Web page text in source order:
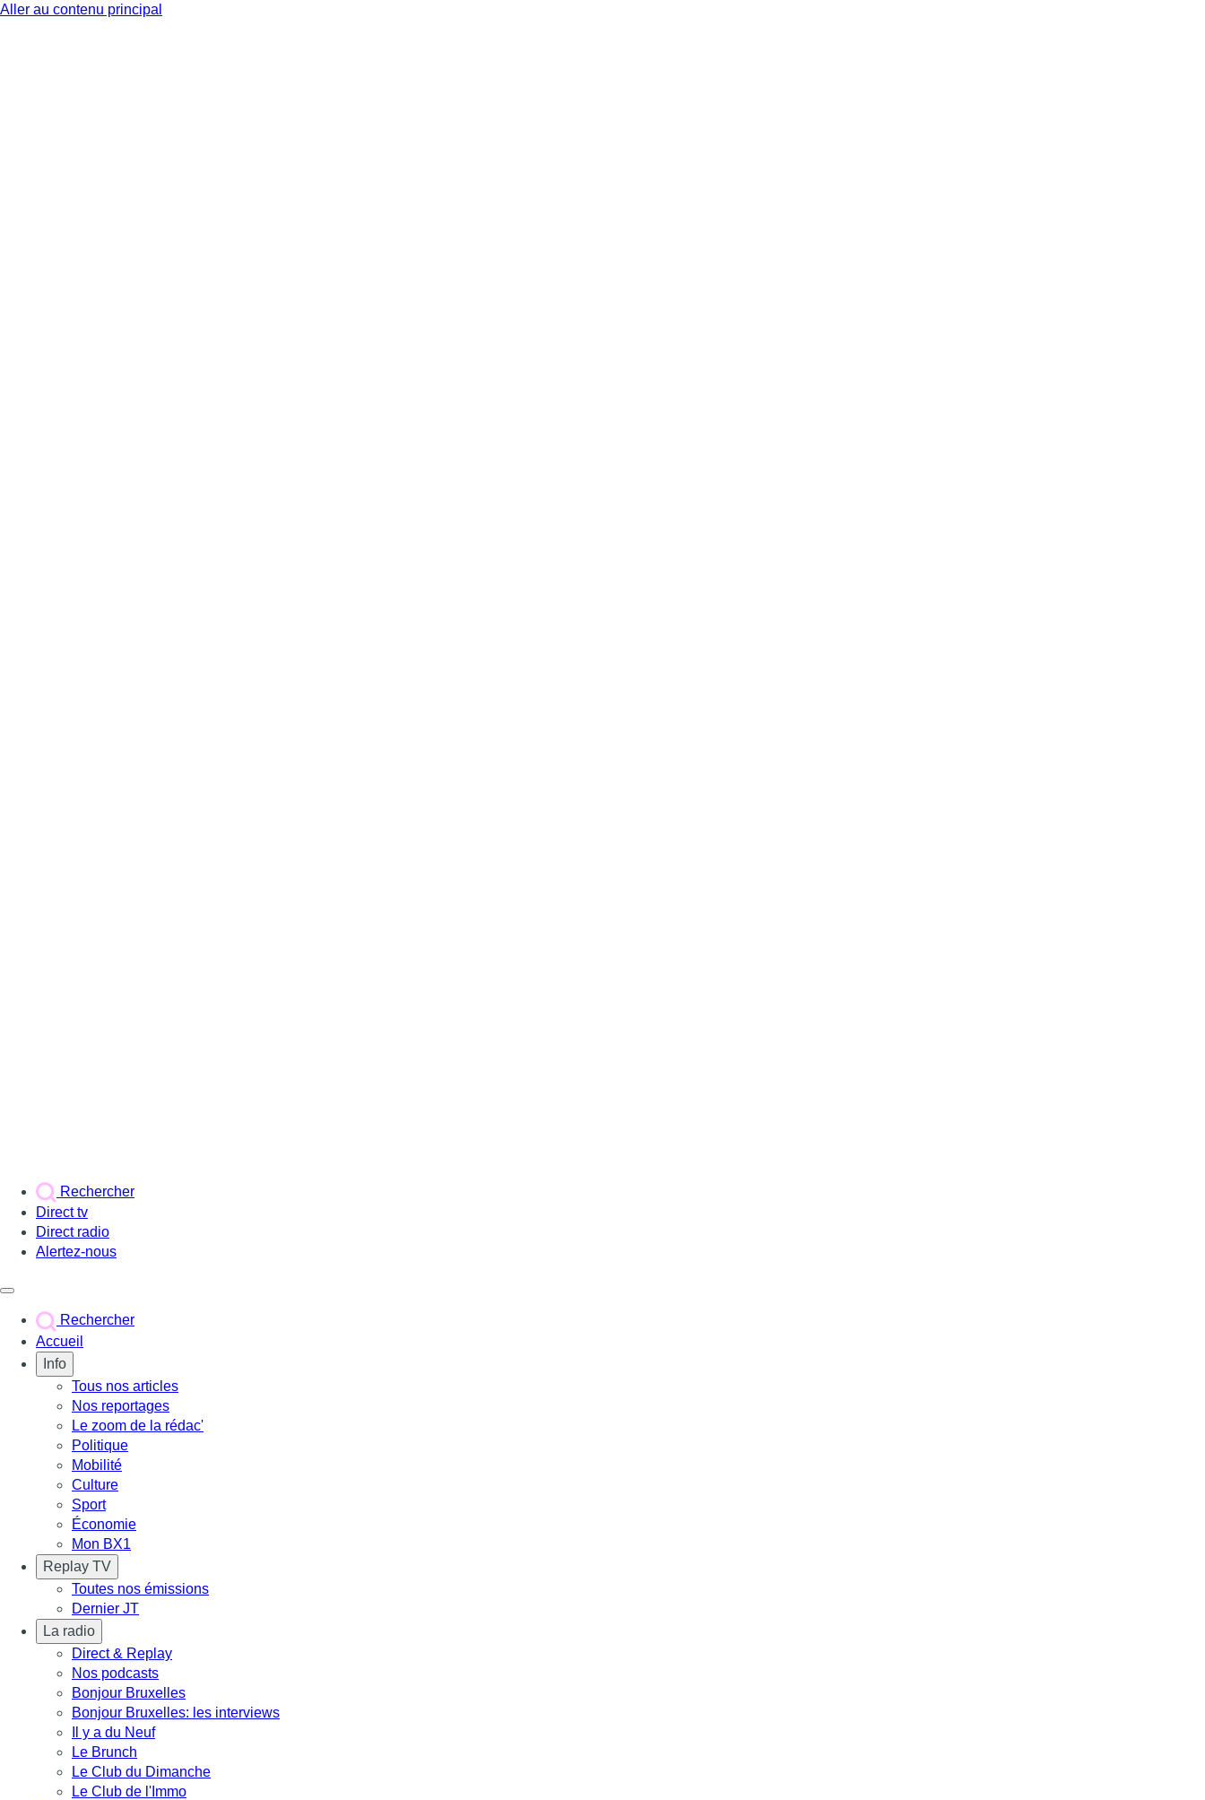
Aller au contenu principal
Rechercher
Direct tv
Direct radio
Alertez-nous
Rechercher
Accueil
Info
Tous nos articles
Nos reportages
Le zoom de la rédac'
Politique
Mobilité
Culture
Sport
Économie
Mon BX1
Replay TV
Toutes nos émissions
Dernier JT
La radio
Direct & Replay
Nos podcasts
Bonjour Bruxelles
Bonjour Bruxelles: les interviews
Il y a du Neuf
Le Brunch
Le Club du Dimanche
Le Club de l'Immo